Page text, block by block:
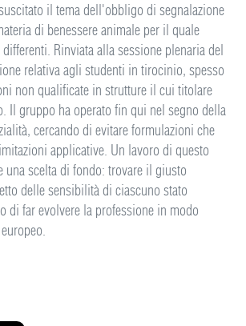
il tema dell'obbligo di segnalazione
di benessere animale per il quale
Rinviata alla sessione plenaria del
relativa agli studenti in tirocinio, spesso
non qualificate in strutture il cui titolare
Il gruppo ha operato fin qui nel segno della
cercando di evitare formulazioni che
applicative. Un lavoro di questo
una scelta di fondo: trovare il giusto
delle sensibilità di ciascuno stato
di far evolvere la professione in modo